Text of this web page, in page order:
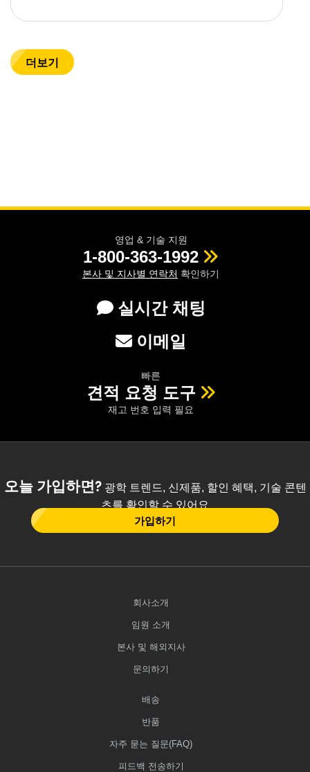
더보기
영업 & 기술 지원
1-800-363-1992
본사 및 지사별 연락처 확인하기
실시간 채팅
이메일
빠른
견적 요청 도구
재고 번호 입력 필요
오늘 가입하면?광학 트렌드, 신제품, 할인 혜택, 기술 콘텐
츠를 확인할 수 있어요
가입하기
회사소개
임원 소개
본사 및 해외지사
문의하기
배송
반품
자주 묻는 질문(FAQ)
피드백 전송하기